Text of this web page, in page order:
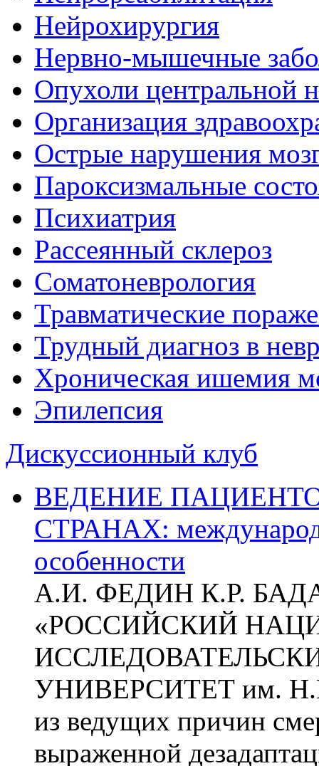
Нейрохирургия
Нервно-мышечные
Опухоли центральной
Организация
Острые нарушения
Пароксизмальные
Психиатрия
Рассеянный склероз
Соматоневрология
Травматические
Трудный диагноз в
Хроническая ишемия
Эпилепсия
Дискуссионный клуб
ВЕДЕНИЕ
СТРАНАХ:
особенности
А.И. ФЕДИН К.Р.
«РОССИЙСКИЙ
УНИВЕРСИТЕТ им.
из ведущих причин
выраженной